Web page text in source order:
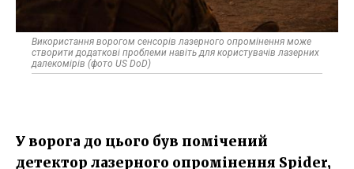
Використання ворогом сенсорів лазерного опромінення може
створити додаткові проблеми навіть для користувачів лазерних
далекомірів (фото US DoD)
У ворога до цього був помічений
детектор лазерного опромінення Spider,